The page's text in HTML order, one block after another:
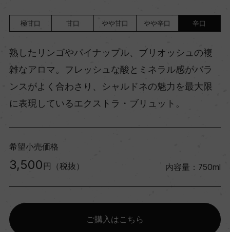
極甘口 甘口 やや甘口 やや辛口 辛口
熟したリンゴやパイナップル、ブリオッシュの複
雑なアロマ。フレッシュな酸とミネラル感がバラ
ンスがよく合わさり、シャルドネの魅力を最大限
に表現しているエクストラ・ブリュット。
希望小売価格
3,500 円（税抜） 内容量：750ml
ご購入はこちら